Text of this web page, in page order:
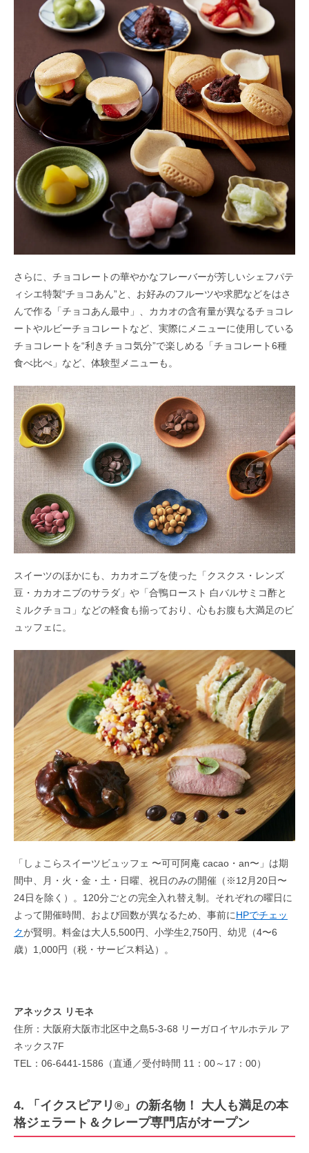
さらに、チョコレートの華やかなフレーバーが芳しいシェフパテ
ィシエ特製“チョコあん”と、お好みのフルーツや求肥などをはさ
んで作る「チョコあん最中」、カカオの含有量が異なるチョコレ
ートやルビーチョコレートなど、実際にメニューに使用している
チョコレートを“利きチョコ気分”で楽しめる「チョコレート6種
食べ比べ」など、体験型メニューも。
スイーツのほかにも、カカオニブを使った「クスクス・レンズ
豆・カカオニブのサラダ」や「合鴨ロースト 白バルサミコ酢と
ミルクチョコ」などの軽食も揃っており、心もお腹も大満足のビ
ュッフェに。
「しょこらスイーツビュッフェ 〜可可阿庵 cacao・an〜」は期
間中、月・火・金・土・日曜、祝日のみの開催（※12月20日〜
24日を除く）。120分ごとの完全入れ替え制。それぞれの曜日に
よって開催時間、および回数が異なるため、事前にHPでチェッ
クが賢明。料金は大人5,500円、小学生2,750円、幼児（4〜6
歳）1,000円（税・サービス料込）。
アネックス リモネ
住所：大阪府大阪市北区中之島5-3-68 リーガロイヤルホテル ア
ネックス7F
TEL：06-6441-1586（直通／受付時間 11：00～17：00）
4. 「イクスピアリ®」の新名物！ 大人も満足の本
格ジェラート＆クレープ専門店がオープン